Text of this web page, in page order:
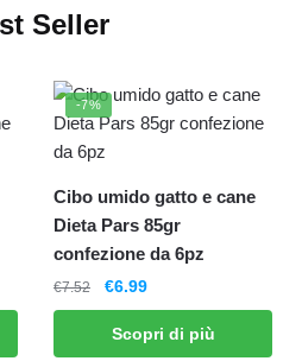
Seller
-7%
Cibo umido gatto e cane
Dieta Pars 85gr
confezione da 6pz
€7.52 €6.99
Scopri di più